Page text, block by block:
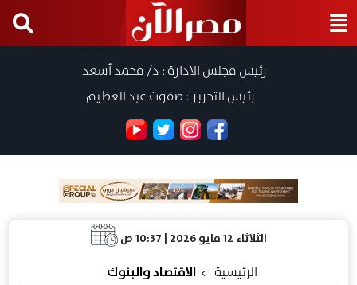
رئيس مجلس الادارة : د/ محمد أسعد
رئيس التحرير : صفوت عبد العظيم
الثلاثاء 12 مايو 2026 | 10:37 ص
الرئيسية الاقتصاد والبنوك